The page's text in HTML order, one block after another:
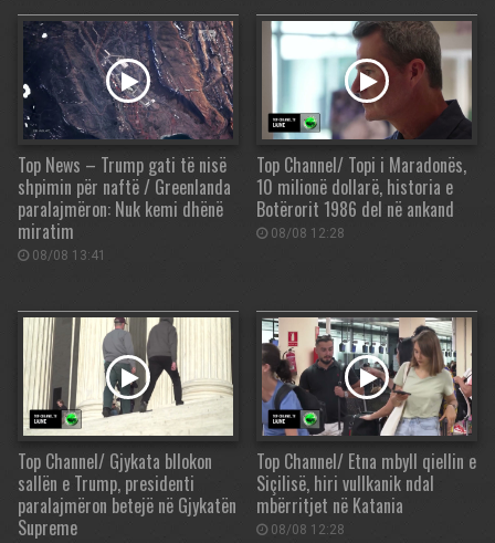
Top News – Trump gati të nisë
shpimin për naftë / Greenlanda
paralajmëron: Nuk kemi dhënë
miratim
08/08 13:41
Top Channel/ Topi i Maradonës,
10 milionë dollarë, historia e
Botërorit 1986 del në ankand
08/08 12:28
Top Channel/ Gjykata bllokon
sallën e Trump, presidenti
paralajmëron betejë në Gjykatën
Supreme
Top Channel/ Etna mbyll qiellin e
Siçilisë, hiri vullkanik ndal
mbërritjet në Katania
08/08 12:28